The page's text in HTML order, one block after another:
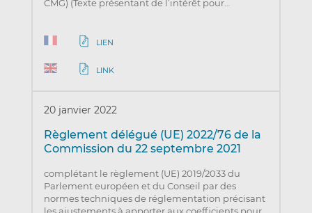
CMG) (Texte présentant de l’intérêt pour…
LIEN
LINK
20 janvier 2022
Règlement délégué (UE) 2022/76 de la
Commission du 22 septembre 2021
complétant le règlement (UE) 2019/2033 du
Parlement européen et du Conseil par des
normes techniques de réglementation précisant